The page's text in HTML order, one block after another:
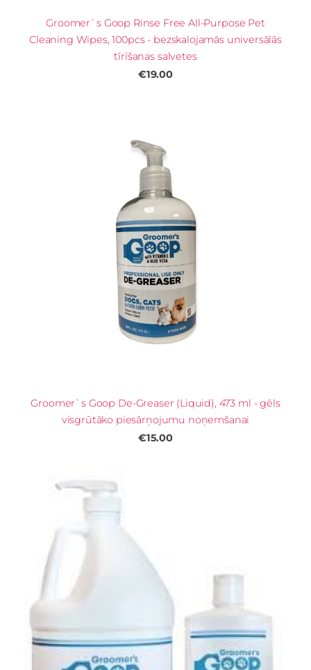
Groomer`s Goop Rinse Free All-Purpose Pet
Cleaning Wipes, 100pcs - bezskalojamās universālās
tīrīšanas salvetes
€19.00
Groomer`s Goop De-Greaser (Liquid), 473 ml - gēls
visgrūtāko piesārņojumu noņemšanai
€15.00